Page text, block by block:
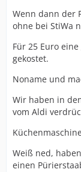
Wenn dann der
ohne bei StiWa
Für 25 Euro
gekostet.
Noname und
Wir haben in
vom Aldi
Weiß ned,
einen